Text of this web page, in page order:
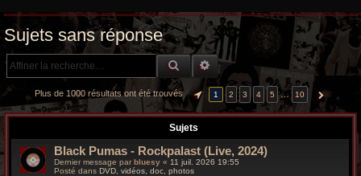
e
r
c
Sujets sans réponse
RECHERCHE GROOVY
RECHERCHE AVANCÉE
Plus de 1000 résultats ont été trouvés PAGE SUR10
1 2 3 4 5 … 10 SUIVANTE
Sujets
Black Pumas - Rockpalast (Live, 2024)
Dernier message par bluesy « 11 juil. 2026 19:55
Posté dans DVD, vidéos, doc, photos